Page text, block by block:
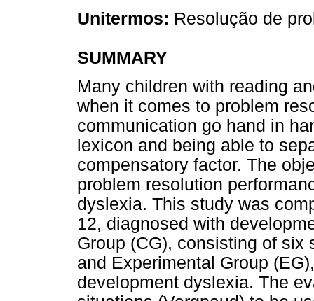
Unitermos: Resolução de
SUMMARY
Many children with reading
when it comes to problem
communication go hand in
lexicon and being able to
compensatory factor. The
problem resolution
dyslexia. This study was
12, diagnosed with
Group (CG), consisting of six
and Experimental Group
development dyslexia. The